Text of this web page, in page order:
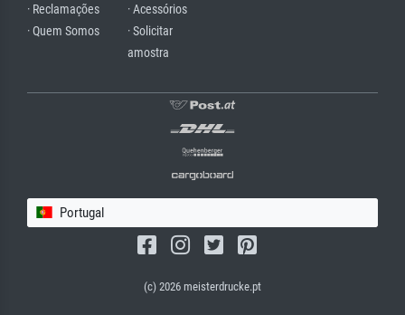
· Reclamações
· Quem Somos
· Acessórios
· Solicitar
amostra
Portugal
(c) 2026 meisterdrucke.pt